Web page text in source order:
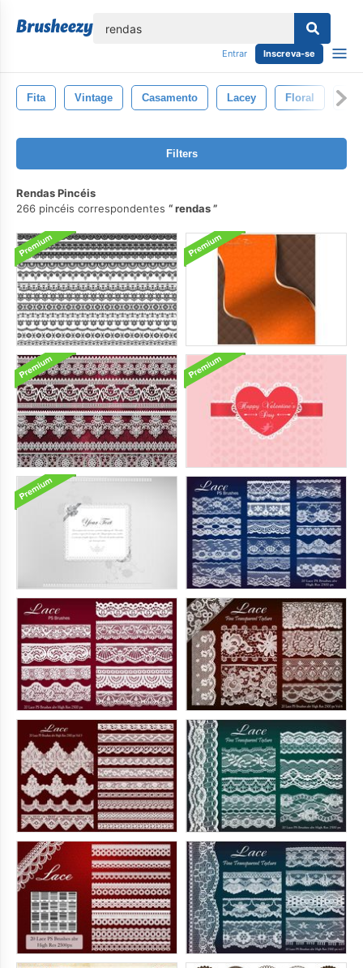
Entrar Inscreva-se
Fita Vintage Casamento Lacey Floral Flor
Filters
Rendas Pincéis
266 pincéis correspondentes
rendas